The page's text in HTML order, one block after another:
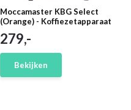
Moccamaster KBG Select
(Orange) - Koffiezetapparaat
279,-
Bekijken